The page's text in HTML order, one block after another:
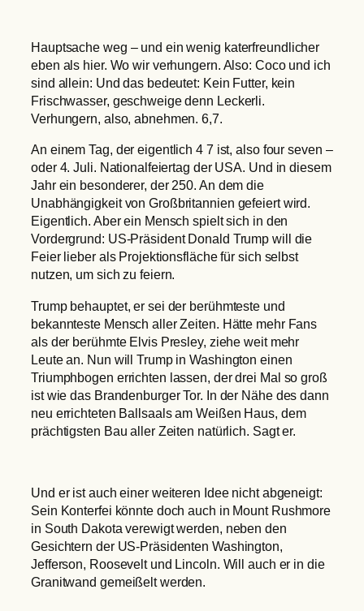
Hauptsache weg – und ein wenig katerfreundlicher
eben als hier. Wo wir verhungern. Also: Coco und ich
sind allein: Und das bedeutet: Kein Futter, kein
Frischwasser, geschweige denn Leckerli.
Verhungern, also, abnehmen. 6,7.
An einem Tag, der eigentlich 4 7 ist, also four seven –
oder 4. Juli. Nationalfeiertag der USA. Und in diesem
Jahr ein besonderer, der 250. An dem die
Unabhängigkeit von Großbritannien gefeiert wird.
Eigentlich. Aber ein Mensch spielt sich in den
Vordergrund: US-Präsident Donald Trump will die
Feier lieber als Projektionsfläche für sich selbst
nutzen, um sich zu feiern.
Trump behauptet, er sei der berühmteste und
bekannteste Mensch aller Zeiten. Hätte mehr Fans
als der berühmte Elvis Presley, ziehe weit mehr
Leute an. Nun will Trump in Washington einen
Triumphbogen errichten lassen, der drei Mal so groß
ist wie das Brandenburger Tor. In der Nähe des dann
neu errichteten Ballsaals am Weißen Haus, dem
prächtigsten Bau aller Zeiten natürlich. Sagt er.
Und er ist auch einer weiteren Idee nicht abgeneigt:
Sein Konterfei könnte doch auch in Mount Rushmore
in South Dakota verewigt werden, neben den
Gesichtern der US-Präsidenten Washington,
Jefferson, Roosevelt und Lincoln. Will auch er in die
Granitwand gemeißelt werden.